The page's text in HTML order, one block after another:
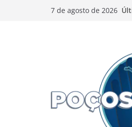
7 de agosto de 2026